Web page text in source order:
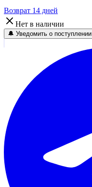
Возврат 14 дней
Нет в наличии
🔔 Уведомить о поступлении